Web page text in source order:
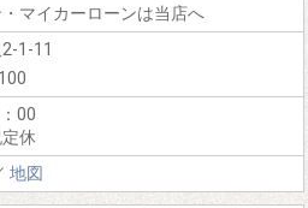
マイカーローンは当店へ
1-11
00
休
地図